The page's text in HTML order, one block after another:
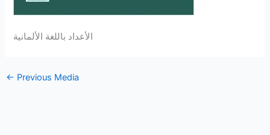
الأعداد باللغة الألمانية
← Previous Media